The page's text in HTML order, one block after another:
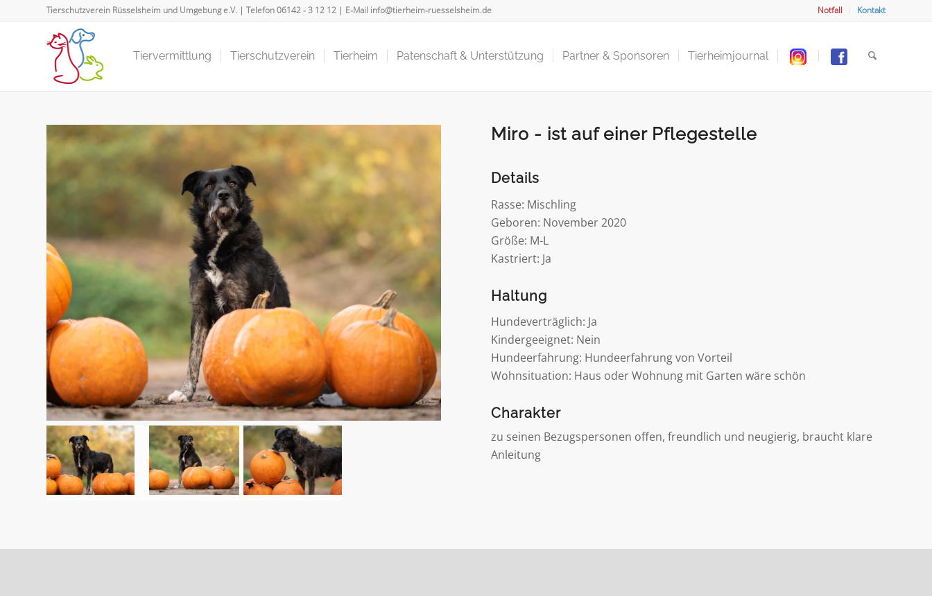
Notfall Kontakt
Tierschutzverein Rüsselsheim und Umgebung e.V. | Telefon06142 - 3 12 12 | E-Mail info@tierheim-ruesselsheim.de
Tiervermittlung Tierschutzverein Tierheim Patenschaft & Unterstützung Partner & Sponsoren Tierheimjournal
Miro - ist auf einer Pflegestelle
Details
Rasse: Mischling
Geboren: November 2020
Größe: M-L
Kastriert: Ja
Haltung
Hundeverträglich: Ja
Kindergeeignet: Nein
Hundeerfahrung: Hundeerfahrung von Vorteil
Wohnsituation: Haus oder Wohnung mit Garten wäre schön
Charakter
zu seinen Bezugspersonen offen, freundlich und neugierig, braucht klare
Anleitung